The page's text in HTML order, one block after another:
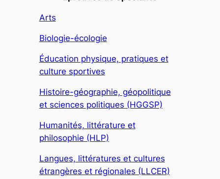
Arts
Biologie-écologie
Éducation physique, pratiques et
culture sportives
Histoire-géographie, géopolitique
et sciences politiques (HGGSP)
Humanités, littérature et
philosophie (HLP)
Langues, littératures et cultures
étrangères et régionales (LLCER)